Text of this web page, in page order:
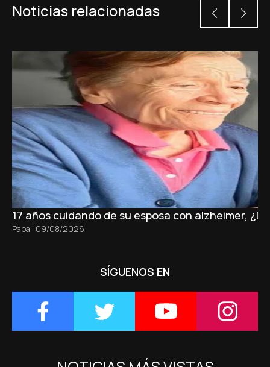
Noticias relacionadas
17 años cuidando de su esposa con alzheimer,
Papa | 09/08/2026
SÍGUENOS EN